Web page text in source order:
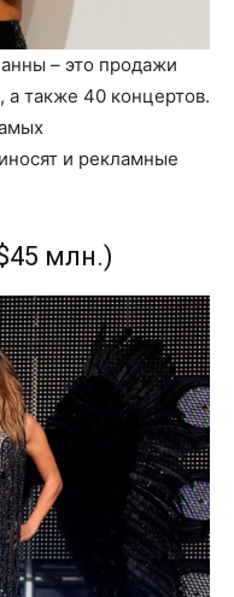
– это продажи
также 40 концертов.
и рекламные
млн.)